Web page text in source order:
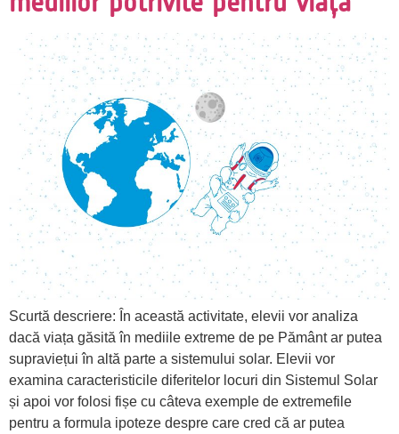
Scurtă descriere: În această activitate, elevii vor analiza
dacă viața găsită în mediile extreme de pe Pământ ar putea
supraviețui în altă parte a sistemului solar. Elevii vor
examina caracteristicile diferitelor locuri din Sistemul Solar
și apoi vor folosi fișe cu câteva exemple de extremefile
pentru a formula ipoteze despre care cred că ar putea